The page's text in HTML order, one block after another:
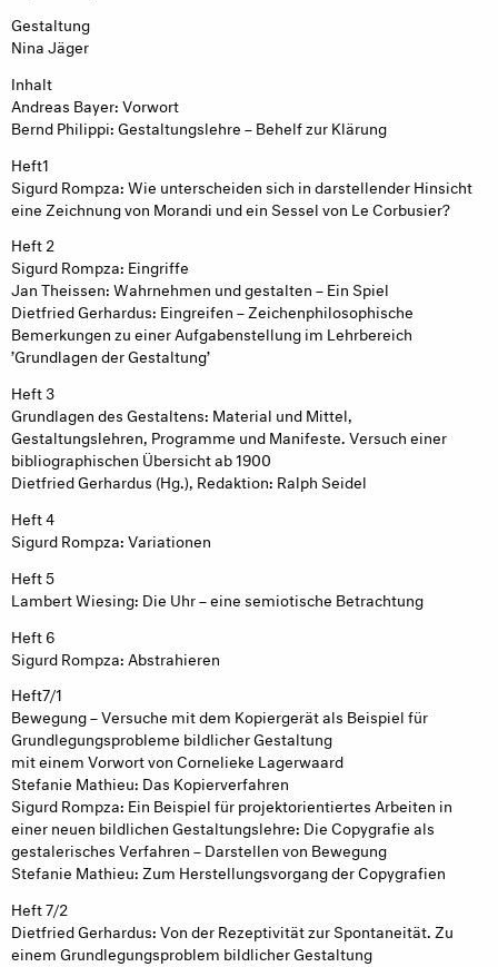
Gestaltung
Nina Jäger
Inhalt
Andreas Bayer: Vorwort
Bernd Philippi: Gestaltungslehre – Behelf zur Klärung
Heft1
Sigurd Rompza: Wie unterscheiden sich in darstellender Hinsicht
eine Zeichnung von Morandi und ein Sessel von Le Corbusier?
Heft 2
Sigurd Rompza: Eingriffe
Jan Theissen: Wahrnehmen und gestalten – Ein Spiel
Dietfried Gerhardus: Eingreifen – Zeichenphilosophische
Bemerkungen zu einer Aufgabenstellung im Lehrbereich
’Grundlagen der Gestaltung’
Heft 3
Grundlagen des Gestaltens: Material und Mittel,
Gestaltungslehren, Programme und Manifeste. Versuch einer
bibliographischen Übersicht ab 1900
Dietfried Gerhardus (Hg.), Redaktion: Ralph Seidel
Heft 4
Sigurd Rompza: Variationen
Heft 5
Lambert Wiesing: Die Uhr – eine semiotische Betrachtung
Heft 6
Sigurd Rompza: Abstrahieren
Heft7/1
Bewegung – Versuche mit dem Kopiergerät als Beispiel für
Grundlegungsprobleme bildlicher Gestaltung
mit einem Vorwort von Cornelieke Lagerwaard
Stefanie Mathieu: Das Kopierverfahren
Sigurd Rompza: Ein Beispiel für projektorientiertes Arbeiten in
einer neuen bildlichen Gestaltungslehre: Die Copygrafie als
gestalerisches Verfahren – Darstellen von Bewegung
Stefanie Mathieu: Zum Herstellungsvorgang der Copygrafien
Heft 7/2
Dietfried Gerhardus: Von der Rezeptivität zur Spontaneität. Zu
einem Grundlegungsproblem bildlicher Gestaltung